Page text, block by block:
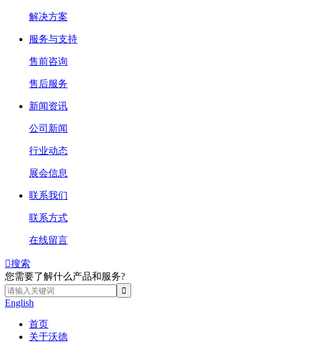
解决方案
服务与支持
售前咨询
售后服务
新闻资讯
公司新闻
行业动态
展会信息
联系我们
联系方式
在线留言
搜索
您需要了解什么产品和服务?
English
首页
关于沃德